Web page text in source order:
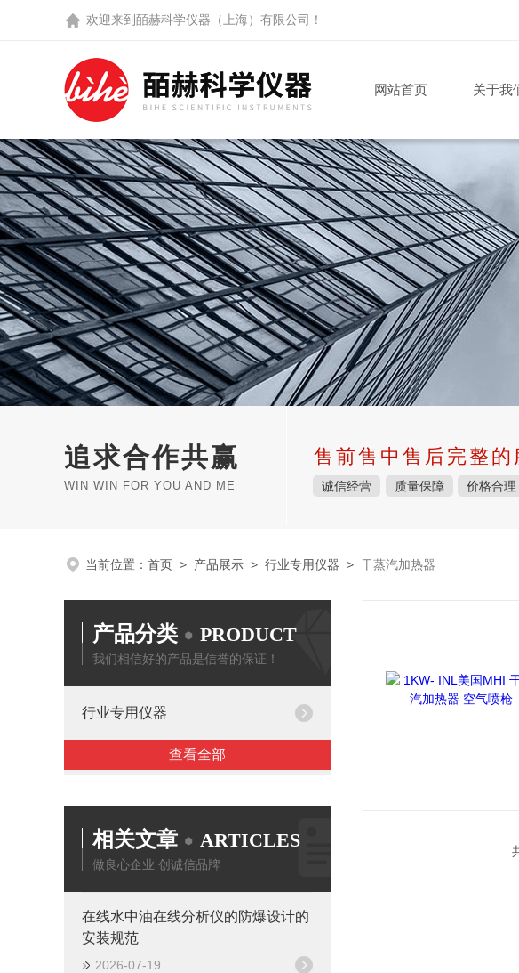
欢迎来到 皕赫科学仪器（上海）有限公司 ！
网站首页 关于我
追求合作共赢
WIN WIN FOR YOU AND ME
售前售中售后完整的
诚信经营 质量保障 价格合理
当前位置： 首页 > 产品展示 > 行业专用仪器 > 干蒸汽加热器
产品分类 PRODUCT
我们相信好的产品是信誉的保证！
行业专用仪器
查看全部
相关文章 ARTICLES
做良心企业 创诚信品牌
在线水中油在线分析仪的防爆设计的
安装规范
2026-07-19